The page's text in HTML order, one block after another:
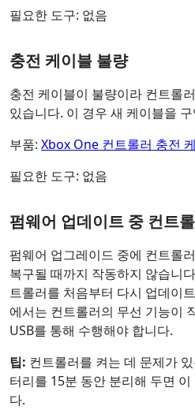
필요한 도구: 없음
충전 케이블 불량
충전 케이블이 불량이라 컨트롤
있습니다. 이 경우 새 케이블을
부품: Xbox One 컨트롤러 충전
필요한 도구: 없음
펌웨어 업데이트 중 컨트
펌웨어 업그레이드 중에 컨트롤
복구될 때까지 작동하지 않습니
트롤러를 처음부터 다시 업데이
에서는 컨트롤러의 무선 기능이
USB를 통해 수행해야 합니다.
팁: 컨트롤러를 켜는 데 문제가
터리를 15분 동안 분리해 두면
다.